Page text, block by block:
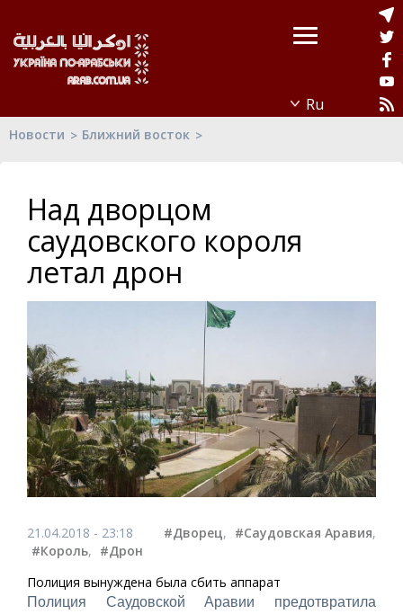
Новости Ближний восток
Над дворцом
саудовского короля
летал дрон
21.04.2018 - 23:18 #Дворец, #Саудовская Аравия,
#Король, #Дрон
Полиция вынуждена была сбить аппарат
Полиция Саудовской Аравии предотвратила